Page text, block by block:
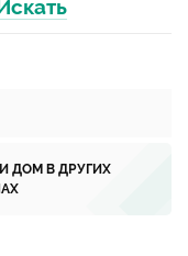
ДОМ В ДРУГИХ